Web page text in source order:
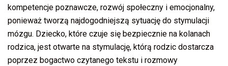
kompetencje poznawcze, rozwój społeczny i emocjonalny,
ponieważ tworzą najdogodniejszą sytuację do stymulacji
mózgu. Dziecko, które czuje się bezpiecznie na kolanach
rodzica, jest otwarte na stymulację, którą rodzic dostarcza
poprzez bogactwo czytanego tekstu i rozmowy